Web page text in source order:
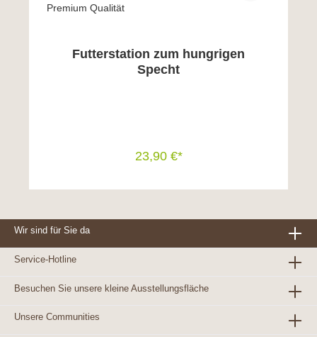
Futterstation zum hungrigen
Specht
23,90 €*
Wir sind für Sie da
Service-Hotline
Besuchen Sie unsere kleine Ausstellungsfläche
Unsere Communities